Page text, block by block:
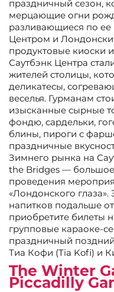
праздничный сезон,
мерцающие огни
разливающиеся по
Центром и
продуктовые киоски
Саутбэнк Центра
жителей столицы,
деликатесы,
веселья. Гурманам
изысканные сырные
фондю, сардельки,
блины, пироги с
праздничные
Зимнего рынка на
the Bridges — большое
проведения
«Лондонского
напитков подальше
приобретите билеты
групповые караоке-
праздничный
Тиа Кофи (Tia Kofi) и
The Winter
Piccadilly